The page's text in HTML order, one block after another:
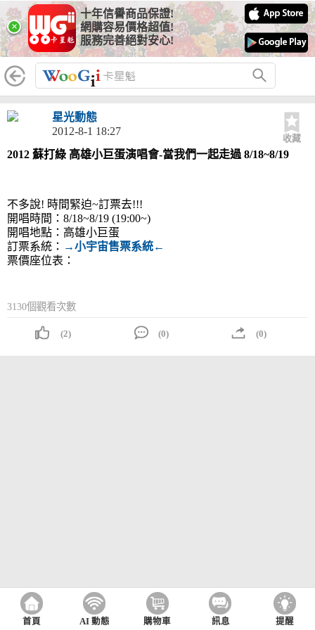
×
十年信譽商品保證!
網購容易價格超值!
服務完善絕對安心!
星光動態
2012-8-1 18:27
收藏
2012 蘇打綠 高雄小巨蛋演唱會-當我們一起走過 8/18~8/19
不多說! 時間緊迫~訂票去!!!
開唱時間：8/18~8/19 (19:00~)
開唱地點：高雄小巨蛋
訂票系統： →小宇宙售票系統←
票價座位表：
3130個觀看次數
(2) (0) (0)
首頁 AI 動態 購物車 訊息 提醒